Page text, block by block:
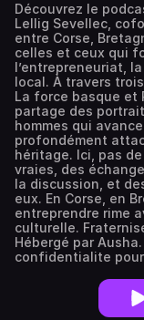
Découvrez le
Lellig Sevellec,
entre Corse,
celles et ceux qui
l’entrepreneuriat,
local. À travers
La force basque
partage des
hommes qui
profondément
héritage. Ici, pas
vraies, des
la discussion, et
eux. En Corse, en
entreprendre rime
culturelle.
Hébergé par
confidentialite